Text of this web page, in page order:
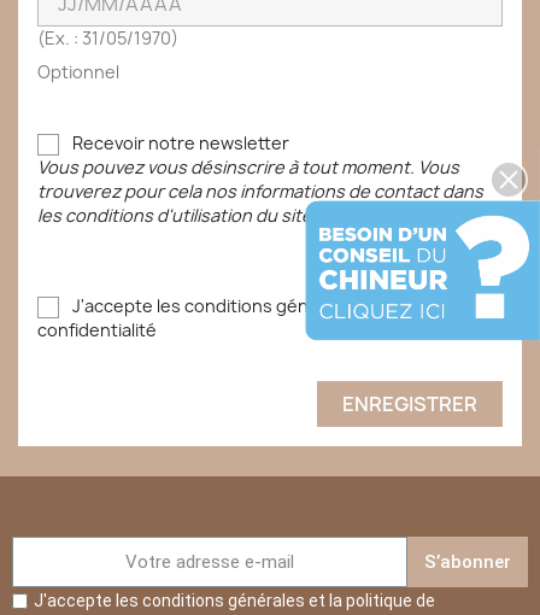
(Ex. : 31/05/1970)
Optionnel
Recevoir notre newsletter
Vous pouvez vous désinscrire à tout moment. Vous
trouverez pour cela nos informations de contact dans
les conditions d'utilisation du site.
J'accepte les conditions générales et la politique de
confidentialité
ENREGISTRER
S’abonner
J'accepte les conditions générales et la politique de